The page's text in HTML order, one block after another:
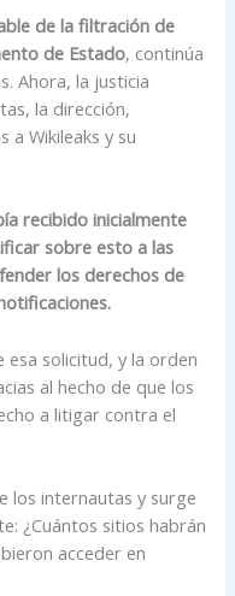
de la filtración de
de Estado, continúa
Ahora, la justicia
la dirección,
a Wikileaks y su
recibido inicialmente
sobre esto a las
los derechos de
esa solicitud, y la orden
al hecho de que los
a litigar contra el
los internautas y surge
¿Cuántos sitios habrán
acceder en